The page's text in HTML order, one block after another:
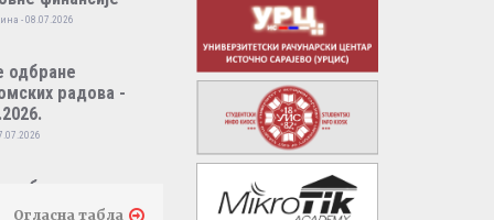
- 08.07.2026
одбране
радова -
одбране
радова -
Огласна табла